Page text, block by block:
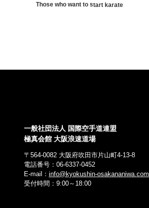
Those who want to start karate
一般社団法人 国際空手道連盟
極真会館 大阪浪速道場
〒564-0082 大阪府吹田市片山町4-13-8
電話番号：06-6337-0452
E-mail： info@kyokushin-osakananiwa.com
受付時間：9:00～18:00